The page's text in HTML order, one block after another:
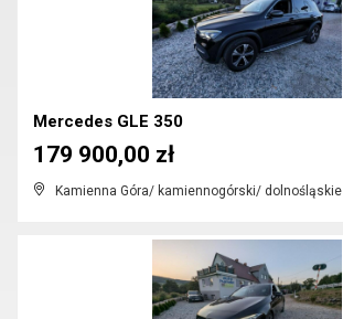
Mercedes GLE 350
Kamienna Góra/ kamiennogórski/ dolnośląskie
179 900,00 zł